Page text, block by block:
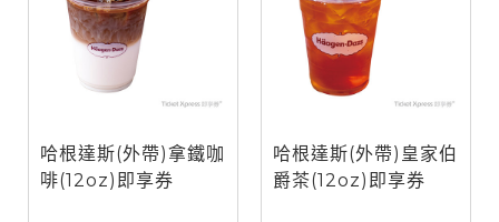
哈根達斯(外帶)拿鐵咖
啡(12oz)即享券
哈根達斯(外帶)皇家伯
爵茶(12oz)即享券